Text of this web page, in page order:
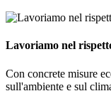
Lavoriamo nel
Con concrete misure
sull'ambiente e sul